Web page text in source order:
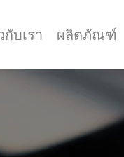
กับเรา ผลิตภัณฑ์